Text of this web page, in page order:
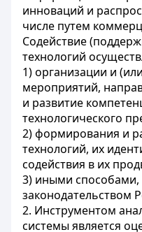
инноваций и
числе путем
Содействие
технологий
1) организации и
мероприятий,
и развитие
технологического
2) формирования и
технологий, их
содействия в их
3) иными
законодательством
2. Инструментом
системы является